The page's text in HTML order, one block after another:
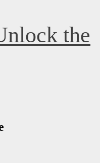
the